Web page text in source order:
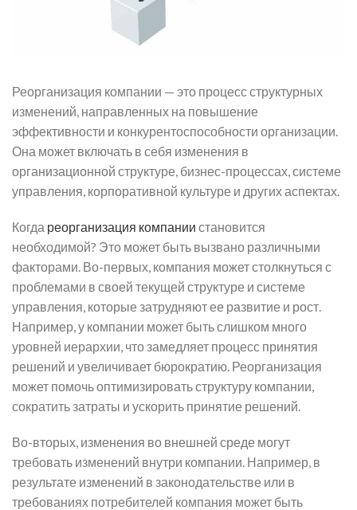
Реорганизация компании — это процесс структурных
изменений, направленных на повышение
эффективности и конкурентоспособности организации.
Она может включать в себя изменения в
организационной структуре, бизнес-процессах, системе
управления, корпоративной культуре и других аспектах.
Когда реорганизация компании становится
необходимой? Это может быть вызвано различными
факторами. Во-первых, компания может столкнуться с
проблемами в своей текущей структуре и системе
управления, которые затрудняют ее развитие и рост.
Например, у компании может быть слишком много
уровней иерархии, что замедляет процесс принятия
решений и увеличивает бюрократию. Реорганизация
может помочь оптимизировать структуру компании,
сократить затраты и ускорить принятие решений.
Во-вторых, изменения во внешней среде могут
требовать изменений внутри компании. Например, в
результате изменений в законодательстве или в
требованиях потребителей компания может быть